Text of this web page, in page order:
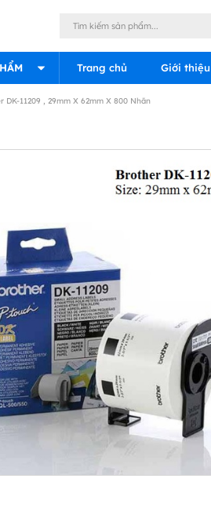
11209 , 29mm X 62mm X 800 Nhãn
Trang chủ Giới thiệu